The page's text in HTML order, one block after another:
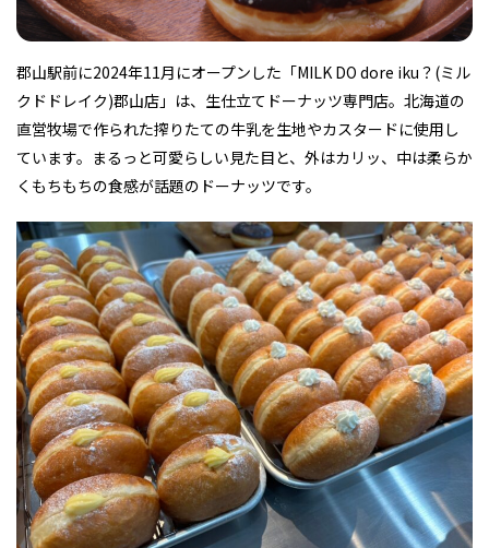
ク
テイクアウト
ランチ その他
レジャー・スポー 非日常 イベントレポート
その他
歯列矯正・審美歯
科
その他
幼稚園 教育 ライフイベント
その他
郡山駅前に2024年11月にオープンした「MILK DO dore iku？(ミル
クドドレイク)郡山店」は、生仕立てドーナッツ専門店。北海道の
直営牧場で作られた搾りたての牛乳を生地やカスタードに使用し
ています。まるっと可愛らしい見た目と、外はカリッ、中は柔らか
くもちもちの食感が話題のドーナッツです。